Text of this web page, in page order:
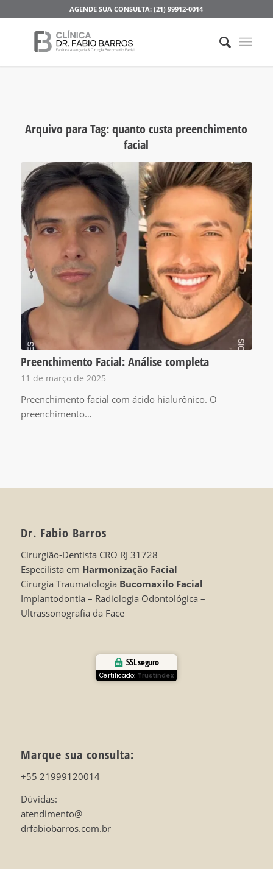
AGENDE SUA CONSULTA: (21) 99912-0014
Arquivo para Tag:quanto custa preenchimento
facial
Preenchimento Facial: Análise completa
11 de março de 2025
Preenchimento facial com ácido hialurônico. O
preenchimento…
Dr. Fabio Barros
Cirurgião-Dentista CRO RJ 31728
Especilista em Harmonização Facial
Cirurgia Traumatologia Bucomaxilo Facial
Implantodontia – Radiologia Odontológica –
Ultrassonografia da Face
SSL seguro
Certificado: Trustindex
Marque sua consulta:
+55 21999120014
Dúvidas:
atendimento@
drfabiobarros.com.br